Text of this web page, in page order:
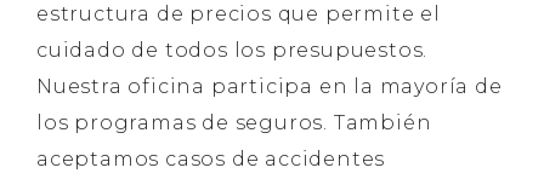
estructura de precios que permite el
cuidado de todos los presupuestos.
Nuestra oficina participa en la mayoría de
los programas de seguros. También
aceptamos casos de accidentes